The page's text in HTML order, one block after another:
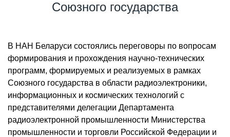
Союзного государства
В НАН Беларуси состоялись переговоры по вопросам
формирования и прохождения научно-технических
программ, формируемых и реализуемых в рамках
Союзного государства в области радиоэлектроники,
информационных и космических технологий с
представителями делегации Департамента
радиоэлектронной промышленности Министерства
промышленности и торговли Российской Федерации и